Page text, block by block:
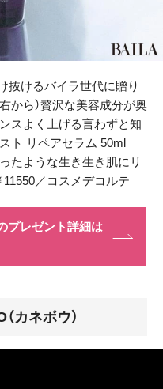
抜けるバイラ世代に贈り
から）贅沢な美容成分が奥
スよく上げる言わずと知
ト リペアセラム 50ml
たような生き生き肌にリ
／コスメデコルテ
プレゼント詳細は
カネボウ）